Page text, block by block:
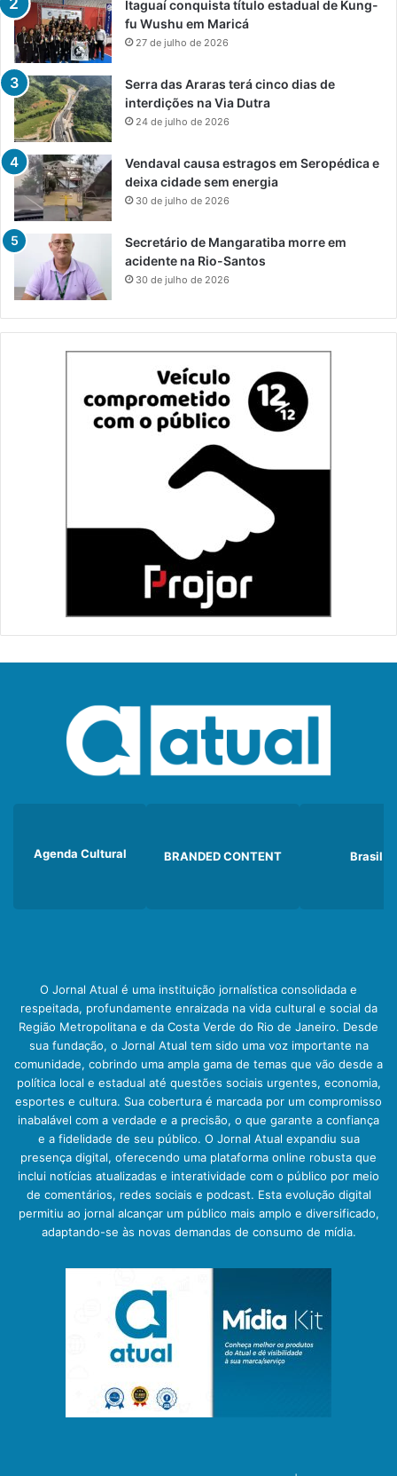
Itaguaí conquista título estadual de Kung-
fu Wushu em Maricá
27 de julho de 2026
Serra das Araras terá cinco dias de
interdições na Via Dutra
24 de julho de 2026
Vendaval causa estragos em Seropédica e
deixa cidade sem energia
30 de julho de 2026
Secretário de Mangaratiba morre em
acidente na Rio-Santos
30 de julho de 2026
Agenda Cultural BRANDED CONTENT Brasil
O Jornal Atual é uma instituição jornalística consolidada e
respeitada, profundamente enraizada na vida cultural e social da
Região Metropolitana e da Costa Verde do Rio de Janeiro. Desde
sua fundação, o Jornal Atual tem sido uma voz importante na
comunidade, cobrindo uma ampla gama de temas que vão desde a
política local e estadual até questões sociais urgentes, economia,
esportes e cultura. Sua cobertura é marcada por um compromisso
inabalável com a verdade e a precisão, o que garante a confiança
e a fidelidade de seu público. O Jornal Atual expandiu sua
presença digital, oferecendo uma plataforma online robusta que
inclui notícias atualizadas e interatividade com o público por meio
de comentários, redes sociais e podcast. Esta evolução digital
permitiu ao jornal alcançar um público mais amplo e diversificado,
adaptando-se às novas demandas de consumo de mídia.